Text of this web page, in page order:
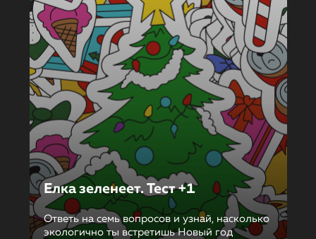
Елка зеленеет. Тест +1
Ответь на семь вопросов и узнай, насколько
экологично ты встретишь Новый год